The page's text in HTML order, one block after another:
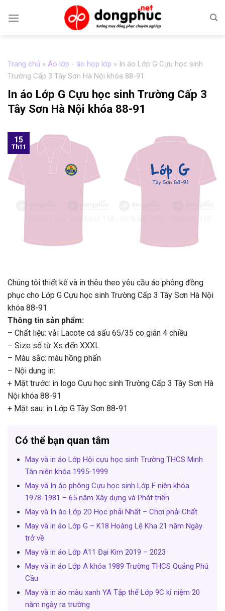
Trang chủ » Áo lớp - áo họp lớp » In áo Lớp G Cựu học sinh
Trường Cấp 3 Tây Sơn Hà Nội khóa 88-91
In áo Lớp G Cựu học sinh Trường Cấp 3
Tây Sơn Hà Nội khóa 88-91
15
Th11
Chúng tôi thiết kế và in thêu theo yêu cầu áo phông đồng
phục cho Lớp G Cựu học sinh Trường Cấp 3 Tây Sơn Hà Nội
khóa 88-91.
Thông tin sản phẩm:
– Chất liệu: vải Lacote cá sấu 65/35 co giãn 4 chiều
– Size số từ Xs đến XXXL
– Màu sắc: màu hồng phấn
– Nội dung in:
+ Mặt trước: in logo Cựu học sinh Trường Cấp 3 Tây Sơn Hà
Nội khóa 88-91
+ Mặt sau: in Lớp G Tây Sơn 88-91
Có thể bạn quan tâm
May và in áo Lớp Hội cựu học sinh Trường THCS Minh
Tân niên khóa 1995-1999
May và In áo phông Cựu học sinh Lớp F niên khóa
1978-1981 – 65 năm Xây dựng và Phát triển
May và In áo Lớp 2D Học phải Nhất – Chơi phải Chất
May và in áo Lớp G – K18 Hoàng Lệ Kha 21 năm Ngày
trở về
May và in áo Lớp A11 Đại Kim 2019 – 2023
May và in áo Lớp A khóa 1989 Trường THCS Quảng Phú
Cầu
May và in áo màu xanh YA Tập thể Lớp 9C kỉ niệm 20
năm ngày ra trường